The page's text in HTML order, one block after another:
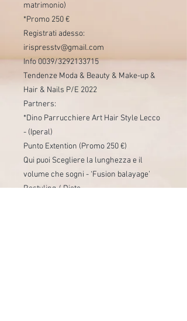
matrimonio)
*Promo 250 €
Registrati adesso:
irispresstv@gmail.com
Info 0039/3292133715
Tendenze Moda & Beauty & Make-up &
Hair & Nails P/E 2022
Partners:
*Dino Parrucchiere Art Hair Style Lecco
- (Iperal)
Punto Extention (Promo 250 €)
Qui puoi Scegliere la lunghezza e il
volume che sogni - ‘Fusion balayage’
Restyling / Diete